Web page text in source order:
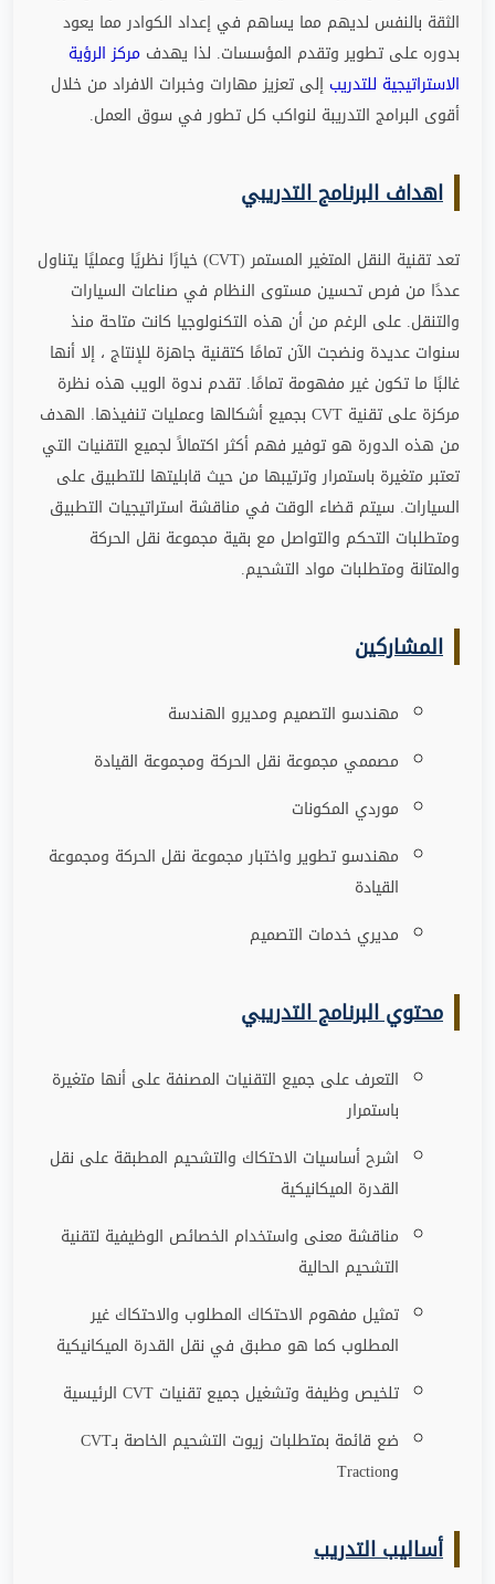
الثقة بالنفس لديهم مما يساهم في إعداد الكوادر مما يعود
بدوره على تطوير وتقدم المؤسسات. لذا يهدف مركز الرؤية
الاستراتيجية للتدريب إلى تعزيز مهارات وخبرات الافراد من خلال
أقوى البرامج التدريبة لنواكب كل تطور في سوق العمل.
اهداف البرنامج التدريبي
تعد تقنية النقل المتغير المستمر(CVT)خيارًا نظريًا وعمليًا يتناول
عددًا من فرص تحسين مستوى النظام في صناعات السيارات
والتنقل. على الرغم من أن هذه التكنولوجيا كانت متاحة منذ
سنوات عديدة ونضجت الآن تمامًا كتقنية جاهزة للإنتاج ، إلا أنها
غالبًا ما تكون غير مفهومة تمامًا. تقدم ندوة الويب هذه نظرة
مركزة على تقنية CVT بجميع أشكالها وعمليات تنفيذها. الهدف
من هذه الدورة هو توفير فهم أكثر اكتمالاً لجميع التقنيات التي
تعتبر متغيرة باستمرار وترتيبها من حيث قابليتها للتطبيق على
السيارات. سيتم قضاء الوقت في مناقشة استراتيجيات التطبيق
ومتطلبات التحكم والتواصل مع بقية مجموعة نقل الحركة
والمتانة ومتطلبات مواد التشحيم.
المشاركين
مهندسو التصميم ومديرو الهندسة
مصممي مجموعة نقل الحركة ومجموعة القيادة
موردي المكونات
مهندسو تطوير واختبار مجموعة نقل الحركة ومجموعة
القيادة
مديري خدمات التصميم
محتوي البرنامج التدريبي
التعرف على جميع التقنيات المصنفة على أنها متغيرة
باستمرار
اشرح أساسيات الاحتكاك والتشحيم المطبقة على نقل
القدرة الميكانيكية
مناقشة معنى واستخدام الخصائص الوظيفية لتقنية
التشحيم الحالية
تمثيل مفهوم الاحتكاك المطلوب والاحتكاك غير
المطلوب كما هو مطبق في نقل القدرة الميكانيكية
تلخيص وظيفة وتشغيل جميع تقنيات CVT الرئيسية
ضع قائمة بمتطلبات زيوت التشحيم الخاصة بـCVT
وTraction
أساليب التدريب